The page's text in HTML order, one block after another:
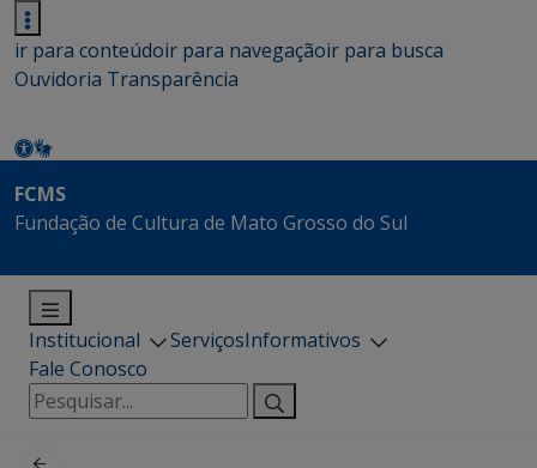
ir para conteúdoir para navegaçãoir para busca
Ouvidoria Transparência
FCMS
Fundação de Cultura de Mato Grosso do Sul
Institucional ServiçosInformativos
Fale Conosco
Pesquisar
por: